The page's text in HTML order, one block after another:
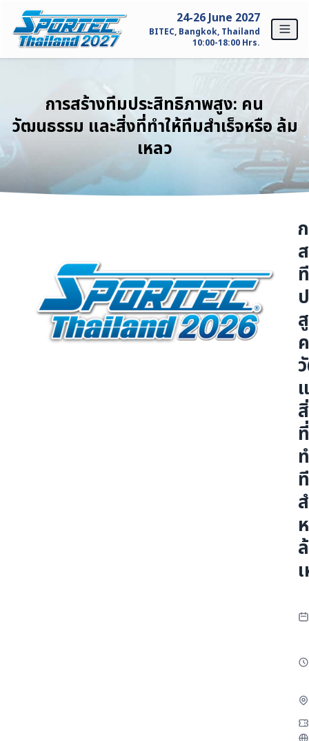
Skip to content
24-26 June 2027
BITEC, Bangkok, Thailand
10:00-18:00 Hrs.
สำหรับผู้แสดงสินค้า
ทำไมต้อง SPORTEC Thailand?
รายละเอียดผู้เข้าร่วมแสดงสินค้า
ทำไมต้องมาชมงาน SPORTEC Thailand?
รายละเอียดผู้เข้าชมงาน
การสร้างทีมประสิทธิภาพสูง: คน
วัฒนธรรม และสิ่งที่ทำให้ทีมสำเร็จหรือ ล้ม
เหลว
ที่